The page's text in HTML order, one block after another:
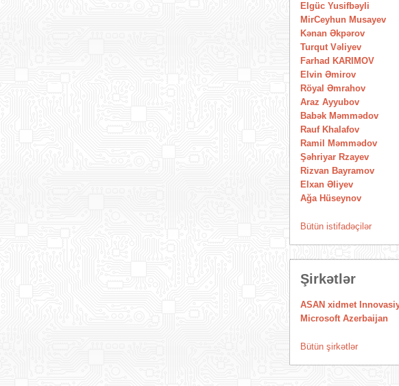
Elgüc Yusifbəyli
MirCeyhun Musayev
Kənan Əkpərov
Turqut Vəliyev
Farhad KARIMOV
Elvin Əmirov
Röyal Əmrahov
Araz Ayyubov
Babək Məmmədov
Rauf Khalafov
Ramil Məmmədov
Şəhriyar Rzayev
Rizvan Bayramov
Elxan Əliyev
Ağa Hüseynov
Bütün istifadəçilər
Şirkətlər
Microsoft Azerbaijan
Bütün şirkətlər